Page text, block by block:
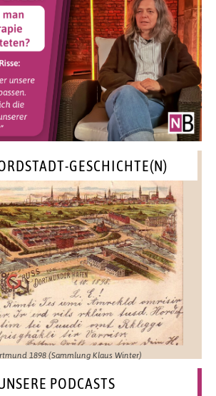
GESCHICHTE(N)
1898 (Sammlung Klaus Winter)
PODCASTS